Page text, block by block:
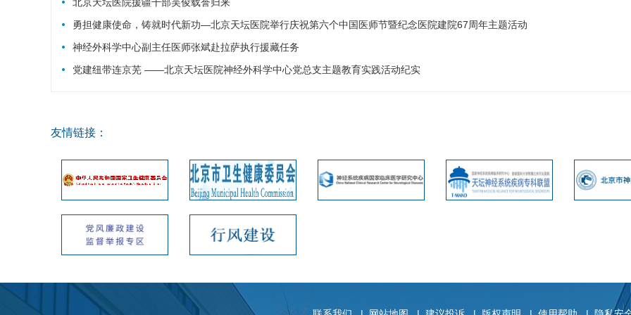
勇担健康使命，铸就时代新功—北京天坛医院举行庆祝第六个中国医师节暨纪念医院建院67周年主题活动
神经外科学中心副主任医师张斌赴拉萨执行援藏任务
党建纽带连京芜 ——北京天坛医院神经外科学中心党总支主题教育实践活动纪实
友情链接：